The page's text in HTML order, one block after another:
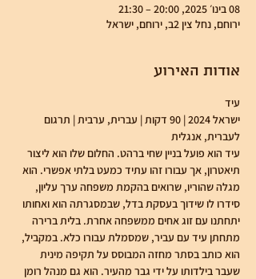
08 בינו׳ 2025, 20:00 – 21:30
ירוחם, נחל צין 2ב, ירוחם, ישראל
אודות האירוע
עיד
ישראל 2024 | 90 דקות | עברית, ערבית | תרגום
לעברית, אנגלית
עיד הוא פועל בניין שחי ברהט. החלום שלו הוא ליצור
תיאטרון, אך עבורו זהו עתיד כמעט בלתי אפשרי. הוא
מגלה שהוריו, שרואים בהקמת משפחה ערך עליון,
סידרו לו שידוך בעסקת בדל, שבמסגרתה הוא ואחותו
יתחתנו עם זוג אחים ממשפחה אחרת. בלית ברירה
מתחתן עיד עם עביר, שמסמלת עבורו כלא. במקביל,
הוא כותב בסתר מחזה המבוסס על תקיפה מינית
שעבר בילדותו על ידי גבר מהעיר. הוא גם מנהל רומן